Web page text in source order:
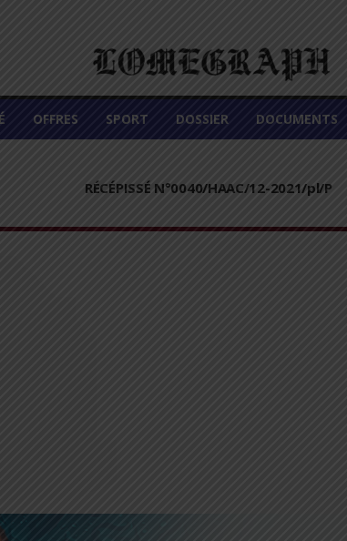
OFFRES SPORT DOSSIER DOCUMENTS
RÉCÉPISSÉ N°0040/HAAC/12-2021/pl/P